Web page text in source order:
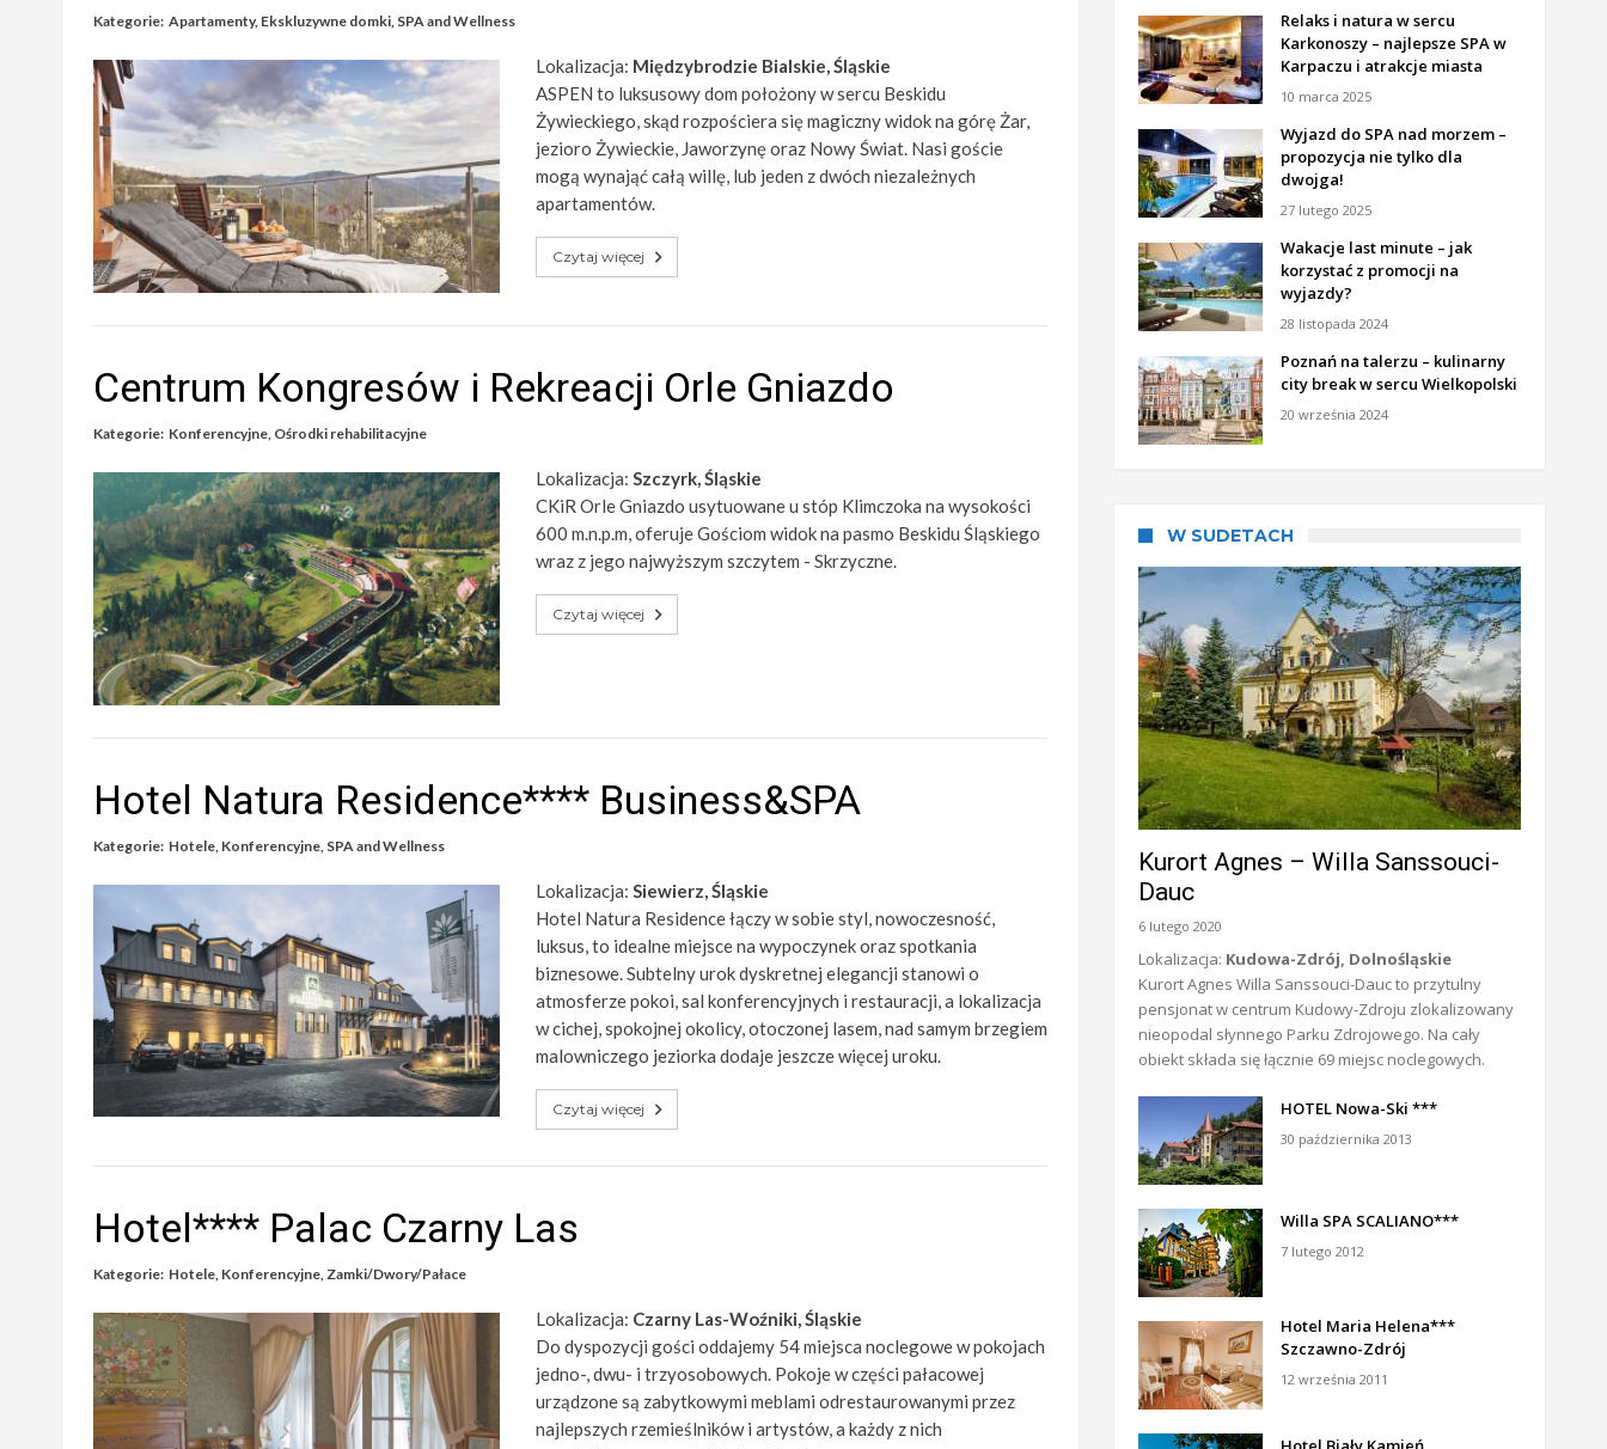
Kategorie: Apartamenty, Ekskluzywne domki, SPA and Wellness
Lokalizacja: Międzybrodzie Bialskie, Śląskie
ASPEN to luksusowy dom położony w sercu Beskidu
Żywieckiego, skąd rozpościera się magiczny widok na górę Żar,
jezioro Żywieckie, Jaworzynę oraz Nowy Świat. Nasi goście
mogą wynająć całą willę, lub jeden z dwóch niezależnych
apartamentów.
Czytaj więcej
Centrum Kongresów i Rekreacji Orle Gniazdo
Kategorie: Konferencyjne Ośrodki rehabilitacyjne
Lokalizacja: Szczyrk, Śląskie
CKiR Orle Gniazdo usytuowane u stóp Klimczoka na wysokości
600 m.n.p.m, oferuje Gościom widok na pasmo Beskidu Śląskiego
wraz z jego najwyższym szczytem - Skrzyczne.
Czytaj więcej
Hotel Natura Residence**** Business&SPA
Kategorie: Hotele Konferencyjne SPA and Wellness
Lokalizacja: Siewierz, Śląskie
Hotel Natura Residence łączy w sobie styl, nowoczesność,
luksus, to idealne miejsce na wypoczynek oraz spotkania
biznesowe. Subtelny urok dyskretnej elegancji stanowi o
atmosferze pokoi, sal konferencyjnych i restauracji, a lokalizacja
w cichej, spokojnej okolicy, otoczonej lasem, nad samym brzegiem
malowniczego jeziorka dodaje jeszcze więcej uroku.
Czytaj więcej
Hotel**** Palac Czarny Las
Kategorie: Hotele Konferencyjne Zamki/Dwory/Pałace
Lokalizacja: Czarny Las-Woźniki, Śląskie
Do dyspozycji gości oddajemy 54 miejsca noclegowe w pokojach
jedno-, dwu- i trzyosobowych. Pokoje w części pałacowej
urządzone są zabytkowymi meblami odrestaurowanymi przez
najlepszych rzemieślników i artystów, a każdy z nich
Relaks i natura w sercu
Karkonoszy – najlepsze SPA w
Karpaczu i atrakcje miasta
10 marca 2025
Wyjazd do SPA nad morzem –
propozycja nie tylko dla
dwojga!
27 lutego 2025
Wakacje last minute – jak
korzystać z promocji na
wyjazdy?
28 listopada 2024
Poznań na talerzu – kulinarny
city break w sercu Wielkopolski
20 września 2024
W SUDETACH
Kurort Agnes – Willa Sanssouci-
Dauc
6 lutego 2020
Lokalizacja: Kudowa-Zdrój, Dolnośląskie
Kurort Agnes Willa Sanssouci-Dauc to przytulny
pensjonat w centrum Kudowy-Zdroju zlokalizowany
nieopodal słynnego Parku Zdrojowego. Na cały
obiekt składa się łącznie 69 miejsc noclegowych.
HOTEL Nowa-Ski ***
30 października 2013
Willa SPA SCALIANO***
7 lutego 2012
Hotel Maria Helena***
Szczawno-Zdrój
12 września 2011